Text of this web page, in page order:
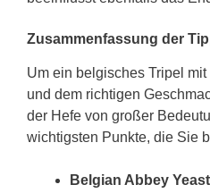
Zusammenfassung der
Um ein belgisches Tripel
und dem richtigen
der Hefe von großer
wichtigsten Punkte, die Sie
Belgian Abbey